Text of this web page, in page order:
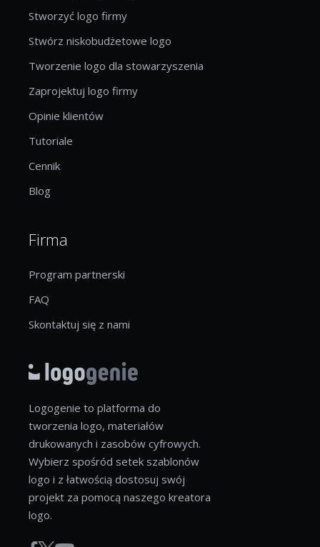
Stworzyć logo firmy
Stwórz niskobudżetowe logo
Tworzenie logo dla stowarzyszenia
Zaprojektuj logo firmy
Opinie klientów
Tutoriale
Cennik
Blog
Firma
Program partnerski
FAQ
Skontaktuj się z nami
Logogenie to platforma do
tworzenia logo, materiałów
drukowanych i zasobów cyfrowych.
Wybierz spośród setek szablonów
logo i z łatwością dostosuj swój
projekt za pomocą naszego kreatora
logo.